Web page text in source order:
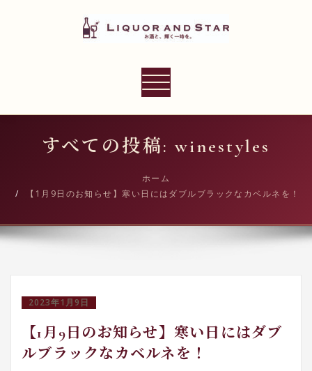
プ
LIQUOR AND STAR
ナ
ー
ョ
ン
すべての投稿: winestyles
ホーム
【1月9日のお知らせ】寒い日にはダブルブラックなカベルネを！
2023年1月9日
【1月9日のお知らせ】寒い日にはダブ
ルブラックなカベルネを！